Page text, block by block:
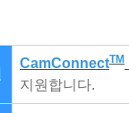
CamConnectTM
지원합니다.